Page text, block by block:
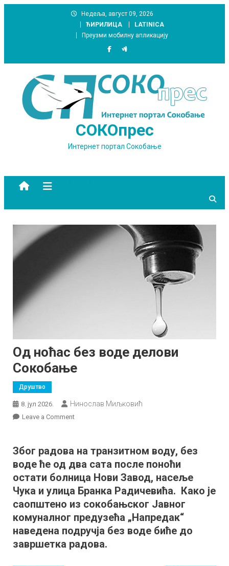
Недеља, август 09, 2026
ЋИРИЛИЦА
LATINICA
Преузми мобилну апликацију
СОКОпрес
Интернет портал Сокобање
Од ноћас без воде делови
Сокобање
Друштво
8. јул 2026. Нинослав Миљковић
Leave a Commenton
без
воде
делови
Сокобање
Због радова на транзитном воду, без
воде ће од два сата после поноћи
остати болница Нови Завод, насеље
Чука и улица Бранка Радичевића. Како је
саопштено из сокобањског Јавног
комуналног предузећа „Напредак“
наведена подручја без воде биће до
завршетка радова.